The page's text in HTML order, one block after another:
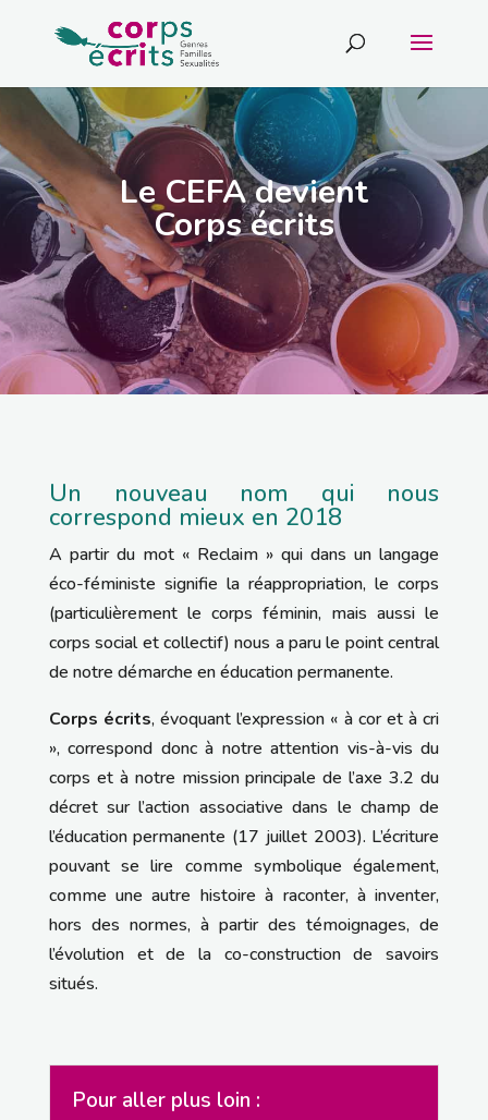
Le CEFA devient
Corps écrits
Un nouveau nom qui nous
correspond mieux en 2018
A partir du mot « Reclaim » qui dans un langage
éco-féministe signifie la réappropriation, le corps
(particulièrement le corps féminin, mais aussi le
corps social et collectif) nous a paru le point central
de notre démarche en éducation permanente.
Corps écrits, évoquant l’expression « à cor et à cri
», correspond donc à notre attention vis-à-vis du
corps et à notre mission principale de l’axe 3.2 du
décret sur l’action associative dans le champ de
l’éducation permanente (17 juillet 2003). L’écriture
pouvant se lire comme symbolique également,
comme une autre histoire à raconter, à inventer,
hors des normes, à partir des témoignages, de
l’évolution et de la co-construction de savoirs
situés.
Pour aller plus loin :